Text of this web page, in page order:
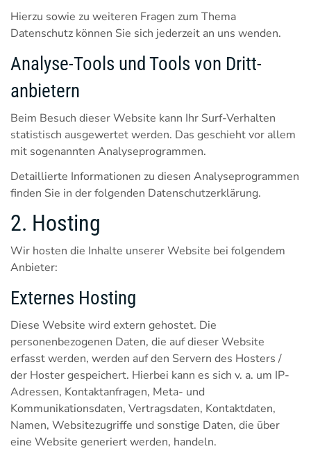
Hierzu sowie zu weiteren Fragen zum Thema
Datenschutz können Sie sich jederzeit an uns wenden.
Analyse-Tools und Tools von Dritt­
anbietern
Beim Besuch dieser Website kann Ihr Surf-Verhalten
statistisch ausgewertet werden. Das geschieht vor allem
mit sogenannten Analyseprogrammen.
Detaillierte Informationen zu diesen Analyseprogrammen
finden Sie in der folgenden Datenschutzerklärung.
2. Hosting
Wir hosten die Inhalte unserer Website bei folgendem
Anbieter:
Externes Hosting
Diese Website wird extern gehostet. Die
personenbezogenen Daten, die auf dieser Website
erfasst werden, werden auf den Servern des Hosters /
der Hoster gespeichert. Hierbei kann es sich v. a. um IP-
Adressen, Kontaktanfragen, Meta- und
Kommunikationsdaten, Vertragsdaten, Kontaktdaten,
Namen, Websitezugriffe und sonstige Daten, die über
eine Website generiert werden, handeln.